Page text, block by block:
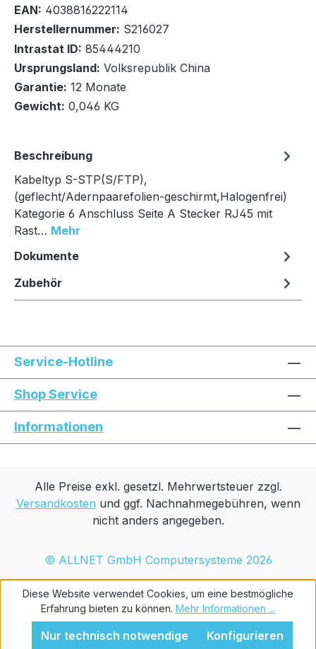
In den Warenkorb
EAN: 4038816222114
Herstellernummer: S216027
Intrastat ID: 85444210
Ursprungsland: Volksrepublik China
Garantie: 12 Monate
Gewicht: 0,046 KG
Beschreibung
Kabeltyp S-STP(S/FTP),
(geflecht/Adernpaarefolien-geschirmt,Halogenfrei)
Kategorie 6 Anschluss Seite A Stecker RJ45 mit
Rast… Mehr
Dokumente
Zubehör
Service-Hotline
Shop Service
Informationen
Alle Preise exkl. gesetzl. Mehrwertsteuer zzgl.
Versandkosten und ggf. Nachnahmegebühren, wenn
nicht anders angegeben.
© ALLNET GmbH Computersysteme 2026
Diese Website verwendet Cookies, um eine bestmögliche
Erfahrung bieten zu können. Mehr Informationen ...
Nur technisch notwendige Konfigurieren